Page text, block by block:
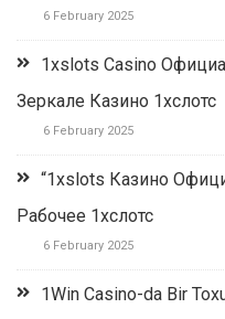
6 February 2025
1xslots Casino
Зеркале Казино 1хслотс
6 February 2025
“1xslots Казино
Рабочее 1хслотс
6 February 2025
1Win Casino-da Bir